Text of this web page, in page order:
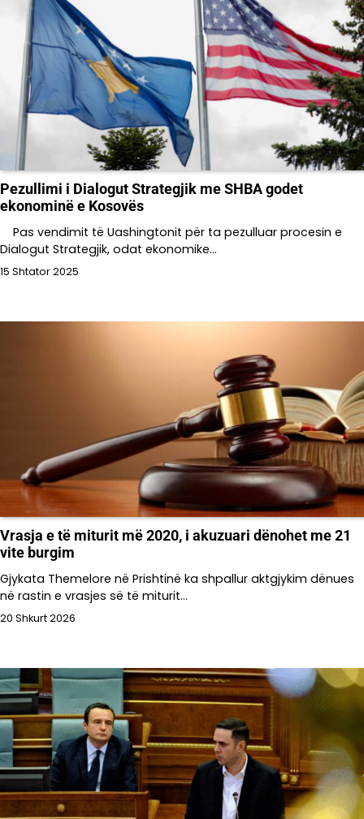
Pezullimi i Dialogut Strategjik me SHBA godet
ekonominë e Kosovës
Pas vendimit të Uashingtonit për ta pezulluar procesin e
Dialogut Strategjik, odat ekonomike…
15 Shtator 2025
Vrasja e të miturit më 2020, i akuzuari dënohet me 21
vite burgim
Gjykata Themelore në Prishtinë ka shpallur aktgjykim dënues
në rastin e vrasjes së të miturit…
20 Shkurt 2026